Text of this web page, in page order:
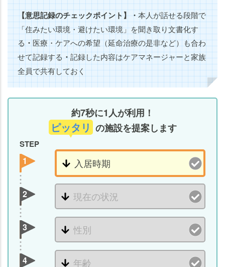
【意思記録のチェックポイント】・本人が話せる段階で
「住みたい環境・避けたい環境」を聞き取り文書化す
る・医療・ケアへの希望（延命治療の是非など）も合わ
せて記録する・記録した内容はケアマネージャーと家族
全員で共有しておく
約7秒に1人が利用！
ピッタリ の施設を提案します
STEP
1
2
3
4